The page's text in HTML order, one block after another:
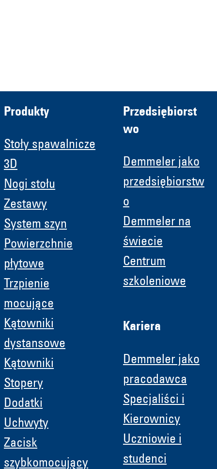
Produkty
Stoły spawalnicze
3D
Nogi stołu
Zestawy
System szyn
Powierzchnie
płytowe
Trzpienie
mocujące
Kątowniki
dystansowe
Kątowniki
Stopery
Dodatki
Uchwyty
Zacisk
szybkomocujący
Przedsiębiorst
wo
Demmeler jako
przedsiębiorstw
o
Demmeler na
świecie
Centrum
szkoleniowe
Kariera
Demmeler jako
pracodawca
Specjaliści i
Kierownicy
Uczniowie i
studenci